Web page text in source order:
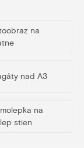
na
nad A3
na
stien